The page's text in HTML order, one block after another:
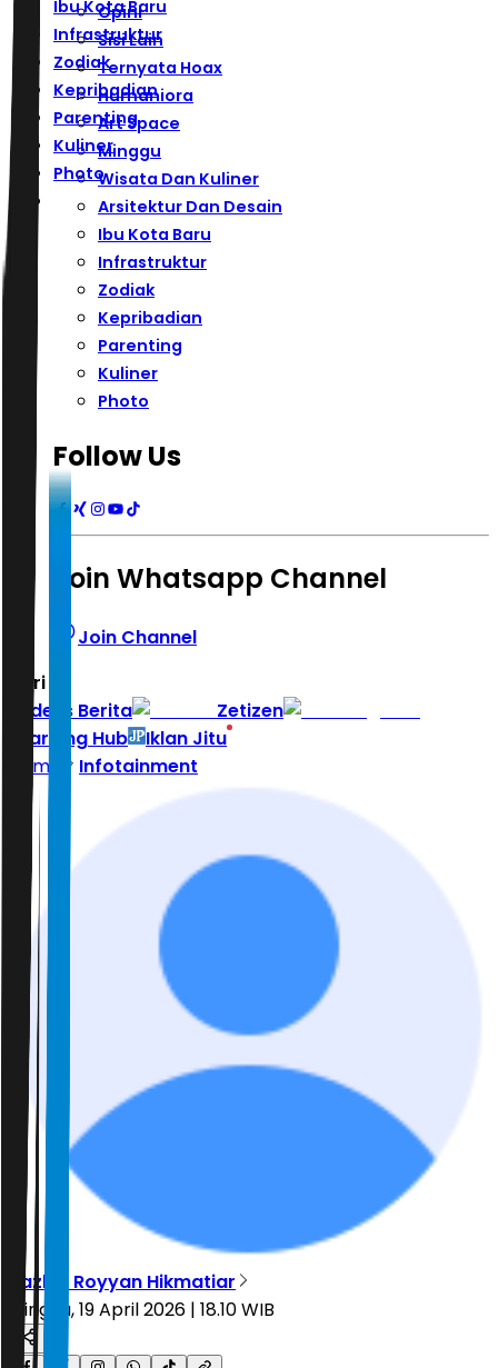
Ibu Kota Baru
Infrastruktur
Zodiak
Kepribadian
Parenting
Kuliner
Photo
Opini
Sisi Lain
Ternyata Hoax
Humaniora
Art Space
Minggu
Wisata Dan Kuliner
Arsitektur Dan Desain
Ibu Kota Baru
Infrastruktur
Zodiak
Kepribadian
Parenting
Kuliner
Photo
Follow Us
Join Whatsapp Channel
Join Channel
Hari ini
Indeks Berita
Zetizen
Learning Hub
Iklan Jitu
Home
Infotainment
Tazkia Royyan Hikmatiar
Minggu, 19 April 2026 | 18.10 WIB